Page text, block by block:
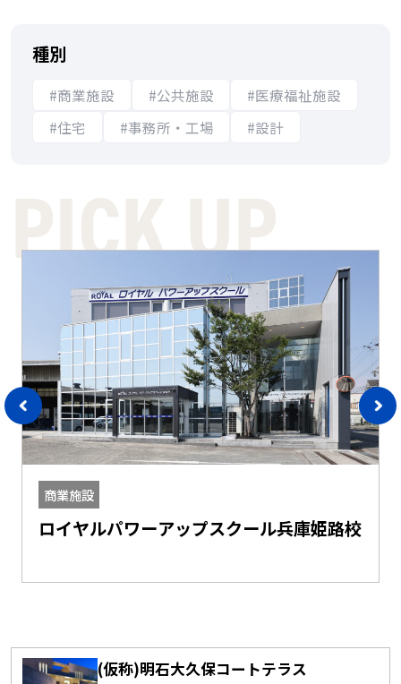
種別
#商業施設 #公共施設
#医療福祉施設
#住宅
#事務所・工場 #設計
PICK UP
ルパワーアップスクール兵庫姫路校 神戸牛
(仮称)明石大久保コートテラス